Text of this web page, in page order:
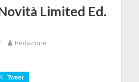
Limited Ed.
Redazione
Tweet